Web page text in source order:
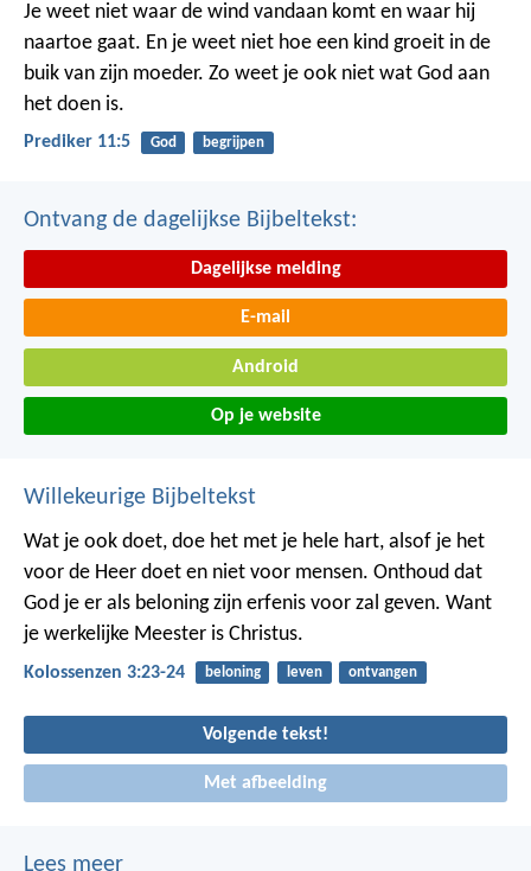
Je weet niet waar de wind vandaan komt en waar hij
naartoe gaat. En je weet niet hoe een kind groeit in de
buik van zijn moeder. Zo weet je ook niet wat God aan
het doen is.
Prediker 11:5 God begrijpen
Ontvang de dagelijkse Bijbeltekst:
Dagelijkse melding
E-mail
Android
Op je website
Willekeurige Bijbeltekst
Wat je ook doet, doe het met je hele hart, alsof je het
voor de Heer doet en niet voor mensen. Onthoud dat
God je er als beloning zijn erfenis voor zal geven. Want
je werkelijke Meester is Christus.
Kolossenzen 3:23-24 beloning leven ontvangen
Volgende tekst!
Met afbeelding
Lees meer